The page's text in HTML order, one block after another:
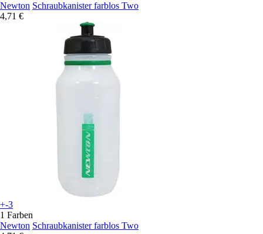
Newton Schraubkanister farblos Two
4,71 €
+-3
1 Farben
Newton Schraubkanister farblos Two